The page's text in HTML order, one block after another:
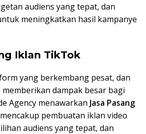
audiens yang tepat, dan
meningkatkan hasil kampanye
Iklan TikTok
yang berkembang pesat, dan
dampak besar bagi
Agency menawarkan Jasa Pasang
pembuatan iklan video
audiens yang tepat, dan